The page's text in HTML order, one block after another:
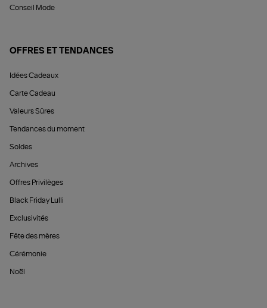
Conseil Mode
OFFRES ET TENDANCES
Idées Cadeaux
Carte Cadeau
Valeurs Sûres
Tendances du moment
Soldes
Archives
Offres Privilèges
Black Friday Lulli
Exclusivités
Fête des mères
Cérémonie
Noël